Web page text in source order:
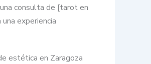
consulta de [tarot en
experiencia
estética en Zaragoza